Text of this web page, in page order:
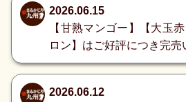
2026.06.15
【甘熟マンゴー】【大玉
ロン】はご好評につき完売
2026.06.12